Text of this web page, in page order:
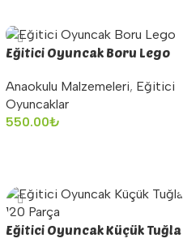
Eğitici Oyuncak Boru Lego
Anaokulu Malzemeleri, Eğitici
Oyuncaklar
550.00₺
Eğitici Oyuncak Küçük Tuğla